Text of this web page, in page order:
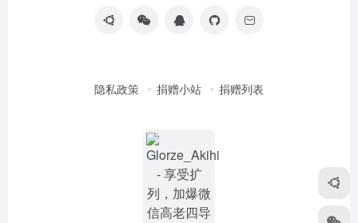
隐私政策 捐赠小站 捐赠列表